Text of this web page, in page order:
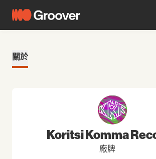
關於
Koritsi Komma
廠牌